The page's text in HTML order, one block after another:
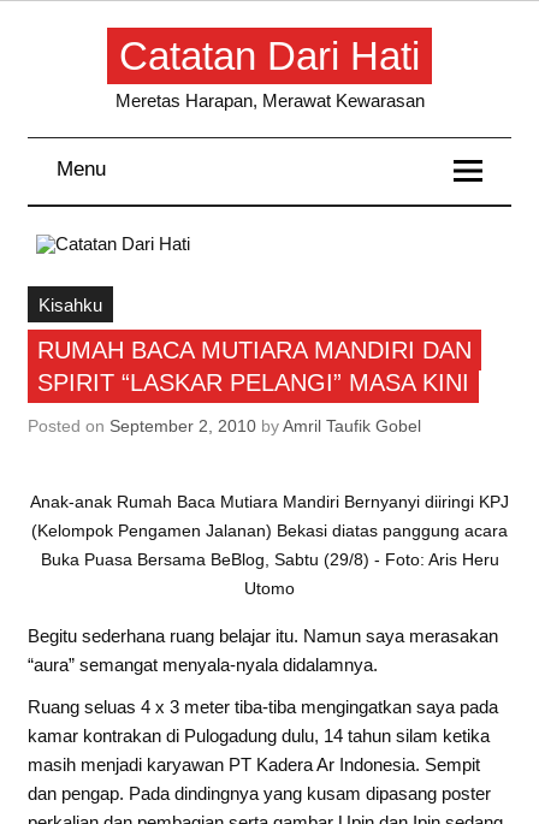
Skip
Catatan Dari Hati
Meretas Harapan, Merawat Kewarasan
Menu
Kisahku
RUMAH BACA MUTIARA MANDIRI DAN
SPIRIT “LASKAR PELANGI” MASA KINI
Posted on September 2, 2010byAmril Taufik Gobel
Anak-anak Rumah Baca Mutiara Mandiri Bernyanyi diiringi KPJ
(Kelompok Pengamen Jalanan) Bekasi diatas panggung acara
Buka Puasa Bersama BeBlog, Sabtu (29/8) - Foto: Aris Heru
Utomo
Begitu sederhana ruang belajar itu. Namun saya merasakan
“aura” semangat menyala-nyala didalamnya.
Ruang seluas 4 x 3 meter tiba-tiba mengingatkan saya pada
kamar kontrakan di Pulogadung dulu, 14 tahun silam ketika
masih menjadi karyawan PT Kadera Ar Indonesia. Sempit
dan pengap. Pada dindingnya yang kusam dipasang poster